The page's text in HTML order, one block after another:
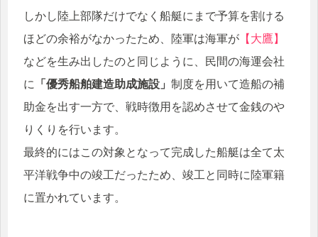
しかし陸上部隊だけでなく船艇にまで予算を割ける
ほどの余裕がなかったため、陸軍は海軍が 【大鷹】
などを生み出したのと同じように、民間の海運会社
に
「優秀船舶建造助成施設」 制度を用いて造船の補
助金を出す一方で、戦時徴用を認めさせて金銭のや
りくりを行います。
最終的にはこの対象となって完成した船艇は全て太
平洋戦争中の竣工だったため、竣工と同時に陸軍籍
に置かれています。